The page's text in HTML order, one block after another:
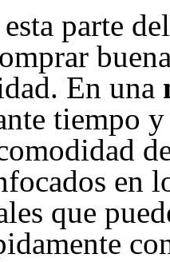
parte
En una
tiempo
en
que